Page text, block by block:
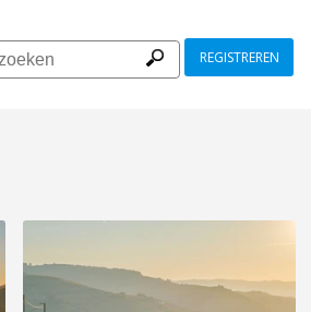
REGISTREREN